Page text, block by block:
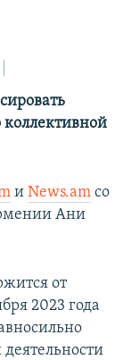
и News.am со
Ани
от
2023 года